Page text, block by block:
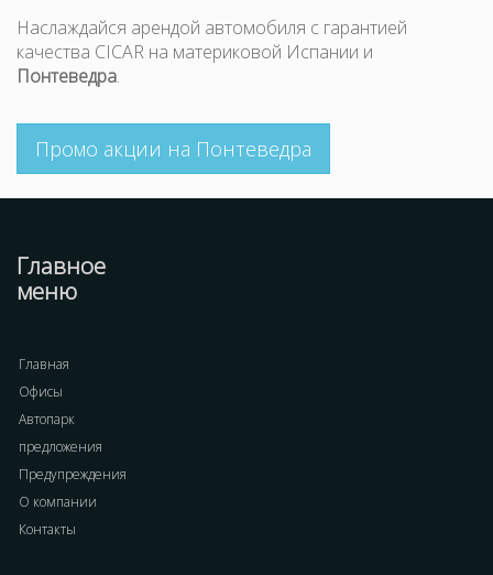
Наслаждайся арендой автомобиля с гарантией
качества CICAR на материковой Испании и
Понтеведра.
Промо акции на Понтеведра
Главное
меню
Главная
Офисы
Автопарк
предложения
Предупреждения
О компании
Контакты